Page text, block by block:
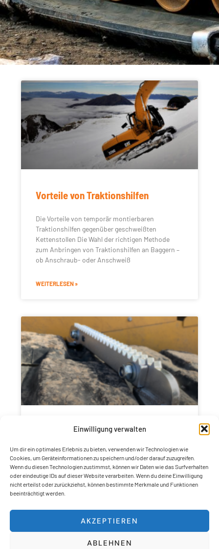
Einwilligung verwalten
Um dir ein optimales Erlebnis zu bieten, verwenden wir Technologien wie
Cookies, um Geräteinformationen zu speichern und/oder darauf zuzugreifen.
Wenn du diesen Technologien zustimmst, können wir Daten wie das Surfverhalten
oder eindeutige IDs auf dieser Website verarbeiten. Wenn du deine Einwilligung
nicht erteilst oder zurückziehst, können bestimmte Merkmale und Funktionen
beeinträchtigt werden.
AKZEPTIEREN
ABLEHNEN
Vorteile von Traktionshilfen
Die Vorteile von temporär montierbaren
Traktionshilfen gegenüber geschweißten
Kettenstollen Die Wahl der richtigen Methode
zum Anbringen von Traktionshilfen an Baggern –
ob Anschraub- oder Anschweiß
WEITERLESEN »
Lebensdauer von Gummiketten
Wie Sie die Lebensdauer von Gummiketten für
Bagger erhöhen Mit Rubber Grips für
Gummiketten verlängern sie die Lebensdauer
ihrer Kette massiv durch den Einsatz von
WEITERLESEN »